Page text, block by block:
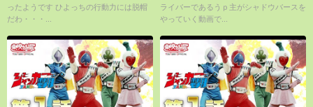
ったようです ひよっちの行動力には脱帽
だわ・・・...
ライバーであるうｐ主がシャドウバースを
やっていく動画で...